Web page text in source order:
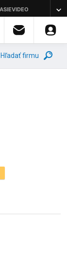
Hľadať firmu